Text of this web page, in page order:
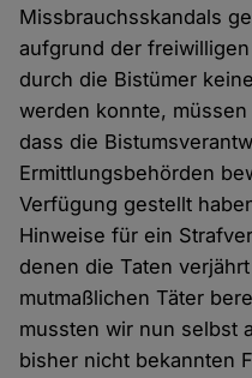
Missbrauchsskandals
aufgrund der
durch die Bistümer
werden konnte,
dass die
Ermittlungsbehörden
Verfügung gestellt
Hinweise für ein
denen die Taten
mutmaßlichen Täter
mussten wir nun selbst
bisher nicht bekannten